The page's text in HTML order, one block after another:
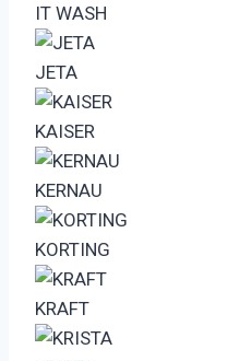
IT WASH
JETA
KAISER
KERNAU
KORTING
KRAFT